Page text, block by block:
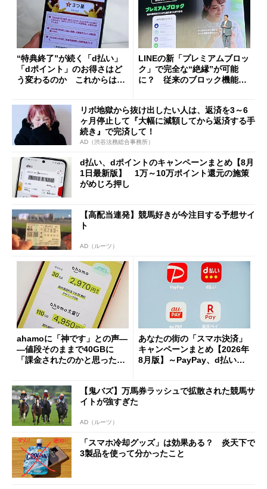
“特典終了”が続く「d払い」
「dポイント」のお得さはど
う変わるのか これからは
LINEの新「プレミアムブロッ
ク」で完全な“絶縁”が可能
に？ 従来のブロック機能と
リボ地獄から抜け出したい人は、返済を3～6
ヶ月停止して『大幅に減額してから返済する手
続き』で完済して！
AD（渋谷法務総合事務所）
d払い、dポイントのキャンペーンまとめ【8月
1日最新版】 1万～10万ポイント還元の施策
がめじろ押し
【高配当連発】競馬好きが今注目する予想サイ
ト
AD（ルーツ）
ahamoに「神です」との声―
―値段そのままで40GBに
「課金されたのかと思った」
あなたの街の「スマホ決済」
キャンペーンまとめ【2026年
8月版】～PayPay、d払い、a
【鬼バズ】万馬券ラッシュで拡散された競馬サ
イトが強すぎた
AD（ルーツ）
「スマホ冷却グッズ」は効果ある？ 炎天下で
3製品を使って分かったこと